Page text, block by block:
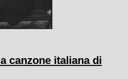
canzone italiana di